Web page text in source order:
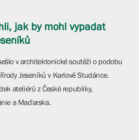
jak by mohl vypadat
v architektonické soutěži o podobu
Jeseníků v Karlově Studánce.
ateliérů z České republiky,
a Maďarska.